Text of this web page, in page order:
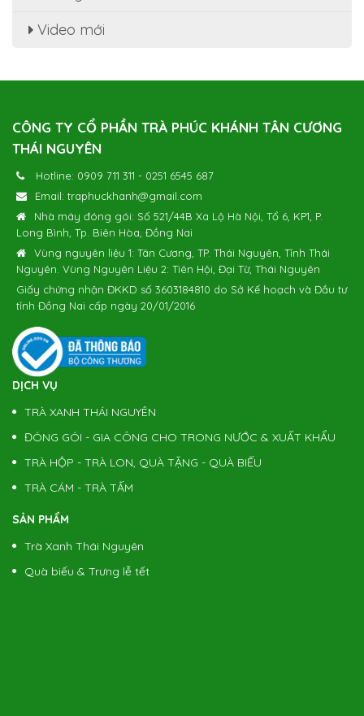
Video mới
CÔNG TY CỔ PHẦN TRÀ PHÚC KHÁNH TÂN CƯƠNG
THÁI NGUYÊN
Hotline: 0909 711 311 - 0251 6545 687
Email: traphuckhanh@gmail.com
Nhà máy đóng gói: Số 521/44B Xa Lộ Hà Nội, Tổ 6, KP1, P.
Long Bình, Tp. Biên Hòa, Đồng Nai
Vùng nguyên liệu 1: Tân Cương, TP. Thái Nguyên, Tỉnh Thái
Nguyên. Vùng Nguyên Liệu 2: Tiên Hội, Đại Từ, Thái Nguyên
Giấy chứng nhận ĐKKD số 3603184810 do Sở Kế hoạch và Đầu tư
tỉnh Đồng Nai cấp ngày 20/01/2016
DỊCH VỤ
TRÀ XANH THÁI NGUYÊN
ĐÓNG GÓI - GIA CÔNG CHO TRONG NƯỚC & XUẤT KHẨU
TRÀ HỘP - TRÀ LON, QUÀ TẶNG - QUÀ BIẾU
TRÀ CÁM - TRÀ TẤM
SẢN PHẨM
Trà Xanh Thái Nguyên
Quà biếu & Trưng lễ tết